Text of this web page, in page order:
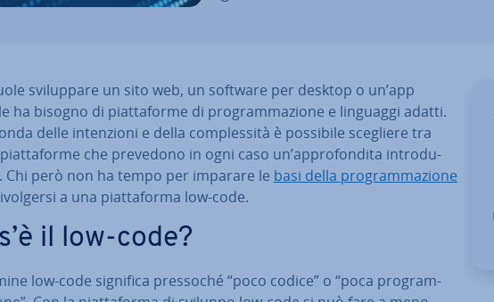
svi­lup­pa­re un sito web, un software per desktop o un’app
ha bisogno di piat­ta­for­me di pro­gram­ma­zio­ne e linguaggi adatti.
delle in­ten­zio­ni e della com­ples­si­tà è possibile scegliere tra
che prevedono in ogni caso un’ap­pro­fon­di­ta in­tro­du­
Chi però non ha tempo per imparare le basi della pro­gram­ma­zio­ne
a una piat­ta­for­ma low-code.
il low-code?
low-code significa pressoché “poco codice” o “poca pro­gram­